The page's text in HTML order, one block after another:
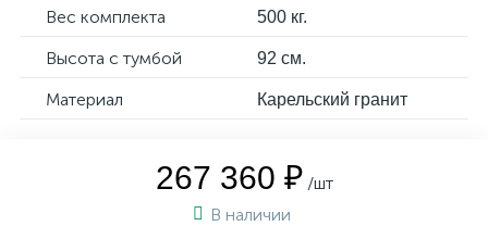
Вес комплекта 500 кг.
Высота с тумбой 92 см.
Материал Карельский гранит
267 360 ₽ /шт
В наличии